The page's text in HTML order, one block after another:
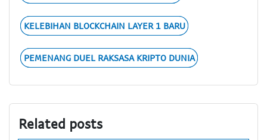
KELEBIHAN BLOCKCHAIN LAYER 1 BARU
PEMENANG DUEL RAKSASA KRIPTO DUNIA
Related posts